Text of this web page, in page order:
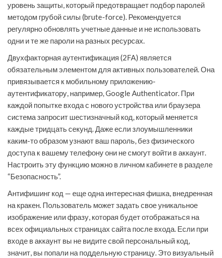
уровень защиты, который предотвращает подбор паролей
методом грубой силы (brute-force). Рекомендуется
регулярно обновлять учетные данные и не использовать
одни и те же пароли на разных ресурсах.
Двухфакторная аутентификация (2FA) является
обязательным элементом для активных пользователей. Она
привязывается к мобильному приложению-
аутентификатору, например, Google Authenticator. При
каждой попытке входа с нового устройства или браузера
система запросит шестизначный код, который меняется
каждые тридцать секунд. Даже если злоумышленники
каким-то образом узнают ваш пароль, без физического
доступа к вашему телефону они не смогут войти в аккаунт.
Настроить эту функцию можно в личном кабинете в разделе
“Безопасность”.
Антифишинг код — еще одна интересная фишка, внедренная
на кракен. Пользователь может задать свое уникальное
изображение или фразу, которая будет отображаться на
всех официальных страницах сайта после входа. Если при
входе в аккаунт вы не видите свой персональный код,
значит, вы попали на поддельную страницу. Это визуальный